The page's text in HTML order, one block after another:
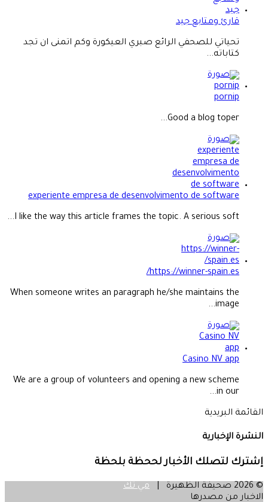
قارئ ومتابع جيد
تحياتي للصحفي الرائع صبري العيكورة وكم اتمنى ان تجد
كتاباته...
pornip
Good a blog toper...
experiente empresa de desenvolvimento de software
I like the way this article frames the topic. A serious soft...
https://winner-spain.es/
When someone writes an paragraph he/she maintains the
image...
Casino NV app
We are a group of volunteers and opening a new scheme
in our...
القائمة البريدية
النشرة الإخبارية
إشترك لتصلك الأخبار لححظة بلحظة
© 2026 صحيفة الظهيرة |
مي تك
الاخبار من مصدرها